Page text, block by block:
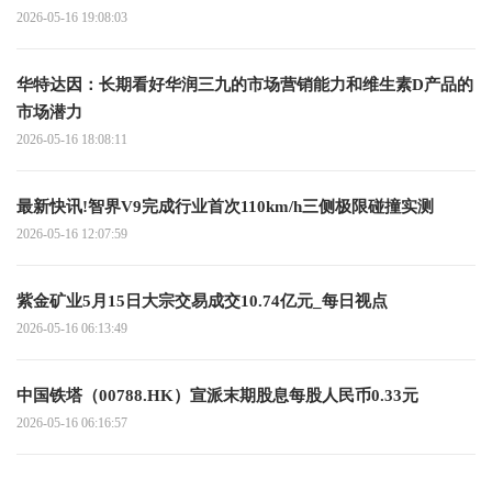
2026-05-16 19:08:03
华特达因：长期看好华润三九的市场营销能力和维生素D产品的
市场潜力
2026-05-16 18:08:11
最新快讯!智界V9完成行业首次110km/h三侧极限碰撞实测
2026-05-16 12:07:59
紫金矿业5月15日大宗交易成交10.74亿元_每日视点
2026-05-16 06:13:49
中国铁塔（00788.HK）宣派末期股息每股人民币0.33元
2026-05-16 06:16:57